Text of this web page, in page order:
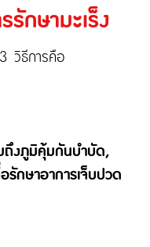
รักษามะเร็ง
วิธีการคือ
งภูมิคุ้มกันบำบัด,
กษาอาการเจ็บปวด